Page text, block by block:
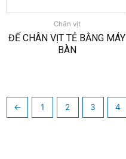
Chân vịt
ĐẾ CHÂN VỊT TẺ BẰNG MÁY
BÀN
← 1 2 3 4